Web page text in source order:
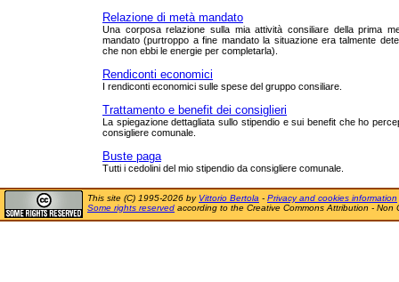
Relazione di metà mandato
Una corposa relazione sulla mia attività consiliare della prima
mandato (purtroppo a fine mandato la situazione era talmente
che non ebbi le energie per completarla).
Rendiconti economici
I rendiconti economici sulle spese del gruppo consiliare.
Trattamento e benefit dei consiglieri
La spiegazione dettagliata sullo stipendio e sui benefit che ho
consigliere comunale.
Buste paga
Tutti i cedolini del mio stipendio da consigliere comunale.
This site (C) 1995-2026 by Vittorio Bertola - Privacy and cookies information
Some rights reserved according to the Creative Commons Attribution - Non